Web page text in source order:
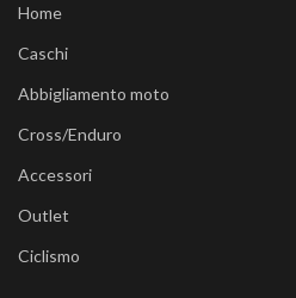
Home
Caschi
Abbigliamento moto
Cross/Enduro
Accessori
Outlet
Ciclismo